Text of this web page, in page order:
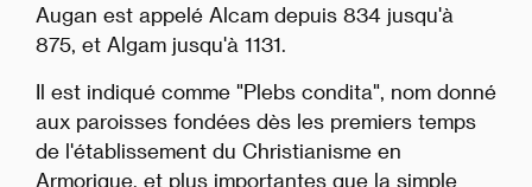
Augan est appelé Alcam depuis 834 jusqu'à
875, et Algam jusqu'à 1131.
Il est indiqué comme "Plebs condita", nom donné
aux paroisses fondées dès les premiers temps
de l'établissement du Christianisme en
Armorique, et plus importantes que la simple